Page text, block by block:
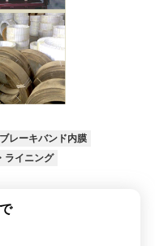
レーキバンド内膜
ライニング